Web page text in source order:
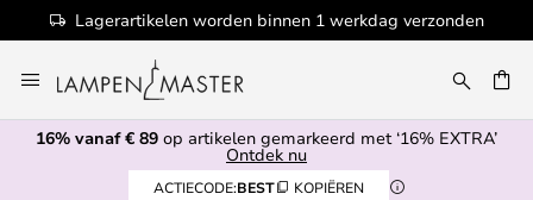
Lagerartikelen worden binnen 1 werkdag verzonden
naar
de
inhoud
16% vanaf € 89 op artikelen gemarkeerd met ‘16% EXTRA’
Ontdek nu
ACTIECODE:BEST KOPIËREN